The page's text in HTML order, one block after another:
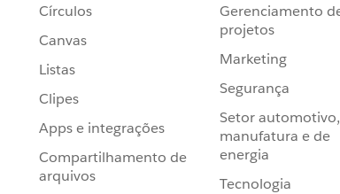
Círculos
Canvas
Listas
Clipes
Apps e integrações
Compartilhamento de
arquivos
Gerenciamento
projetos
Marketing
Segurança
Setor
manufatura e de
energia
Tecnologia